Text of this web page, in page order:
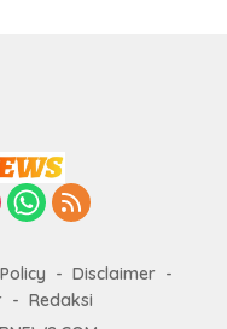
Disclaimer
Redaksi